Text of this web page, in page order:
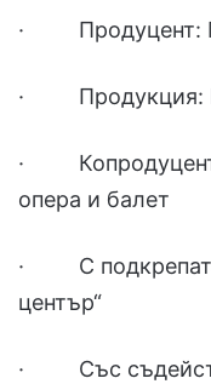
· Продуцент:
· Продукция:
·
опера и балет
· С подкрепата
център“
· Със